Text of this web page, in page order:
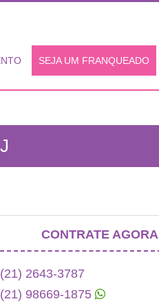
SEJA UM FRANQUEADO
CONTRATE AGORA
(21) 2643-3787
(21) 98669-1875